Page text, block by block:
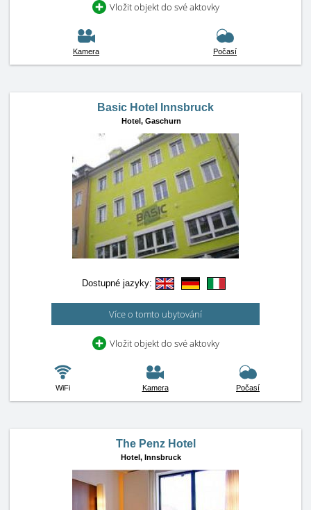
Vložit objekt do své aktovky
Kamera Počasí
Basic Hotel Innsbruck
Hotel, Gaschurn
Dostupné jazyky:
Více o tomto ubytování
Vložit objekt do své aktovky
WiFi Kamera Počasí
The Penz Hotel
Hotel, Innsbruck